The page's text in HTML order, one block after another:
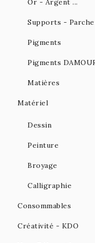
Or - Argent ...
Supports -
Pigments
Pigments
Matières
Matériel
Dessin
Peinture
Broyage
Calligraphie
Consommables
Créativité - KDO